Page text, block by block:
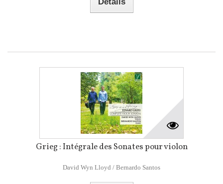
Grieg : Intégrale des Sonates pour violon
David Wyn Lloyd / Bernardo Santos